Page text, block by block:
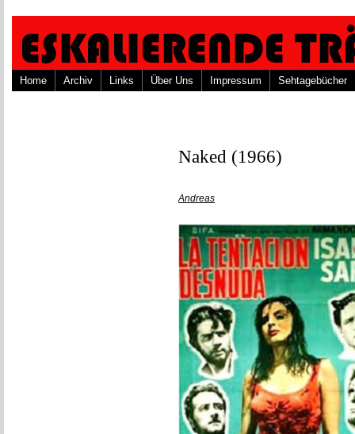
Home Archiv Links Über Uns Impressum Sehtagebücher
Naked (1966)
Andreas